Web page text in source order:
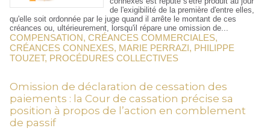
de l'exigibilité de la première d'entre elles,
qu'elle soit ordonnée par le juge quand il arrête le montant de ces
créances ou, ultérieurement, lorsqu'il répare une omission de...
COMPENSATION, CRÉANCES COMMERCIALES,
CRÉANCES CONNEXES, MARIE PERRAZI, PHILIPPE
TOUZET, PROCÉDURES COLLECTIVES
Omission de déclaration de cessation des
paiements : la Cour de cassation précise sa
position à propos de l’action en comblement
de passif